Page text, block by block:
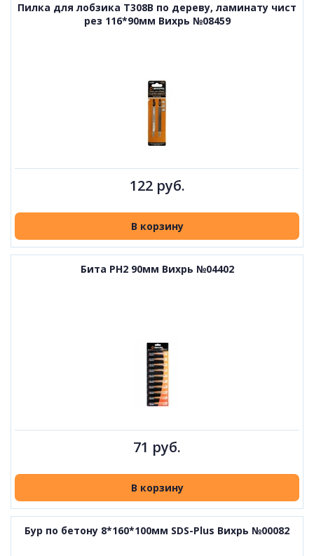
Пилка для лобзика T308B по дереву, ламинату чист
рез 116*90мм Вихрь №08459
122 руб.
В корзину
Бита PH2 90мм Вихрь №04402
71 руб.
В корзину
Бур по бетону 8*160*100мм SDS-Plus Вихрь №00082